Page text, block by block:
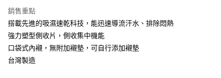
ATM付款
貨到付款
運送方式
全家取貨付款
銷售重點
搭載先進的吸濕速乾科技，能迅速導流汗水、排除悶熱
強力塑型側收片，側收集中機能
口袋式內襯，無附加襯墊，可自行添加襯墊
台灣製造